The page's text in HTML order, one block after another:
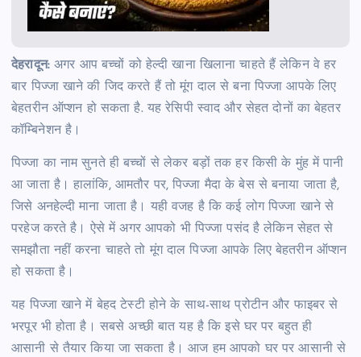
देहरादून:अगर आप बच्चों को हेल्दी खाना खिलाना चाहते हैं लेकिन वे हर
बार पिज्जा खाने की जिद करते हैं तो मूंग दाल से बना पिज्जा आपके लिए
बेहतरीन ऑप्शन हो सकता है. यह रेसिपी स्वाद और सेहत दोनों का बेहतर
कॉम्बिनेशन है।
पिज्जा का नाम सुनते ही बच्चों से लेकर बड़ों तक हर किसी के मुंह में पानी
आ जाता है। हालांकि, आमतौर पर, पिज्जा मैदा के बेस से बनाया जाता है,
जिसे अनहेल्दी माना जाता है। यही वजह है कि कई लोग पिज्जा खाने से
परहेज करते है। ऐसे में अगर आपको भी पिज्जा पसंद है लेकिन सेहत से
समझौता नहीं करना चाहते तो मूंग दाल पिज्जा आपके लिए बेहतरीन ऑप्शन
हो सकता है।
यह पिज्जा खाने में बेहद टेस्टी होने के साथ-साथ प्रोटीन और फाइबर से
भरपूर भी होता है। सबसे अच्छी बात यह है कि इसे घर पर बहुत ही
आसानी से तैयार किया जा सकता है। आज हम आपको घर पर आसानी से